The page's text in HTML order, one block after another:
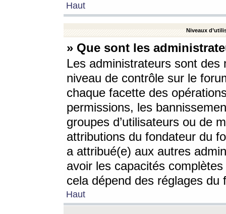
Haut
Niveaux
» Que sont les
Les administrateurs sont
niveau de contrôle sur le
chaque facette des
permissions, les
groupes d’utilisateurs ou de
attributions du fondateur du
a attribué(e) aux autres
avoir les capacités
cela dépend des réglages du
Haut